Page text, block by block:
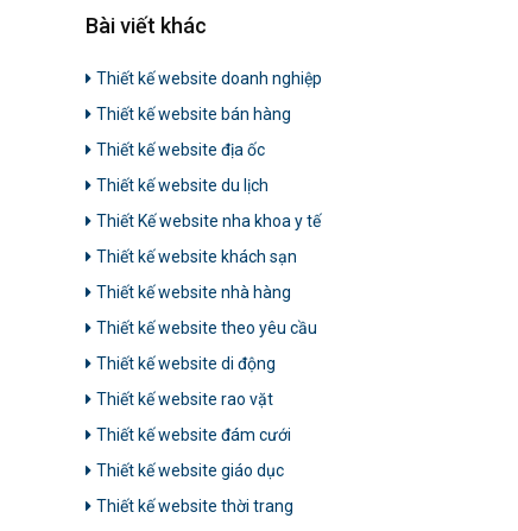
Bài viết khác
Thiết kế website doanh nghiệp
Thiết kế website bán hàng
Thiết kế website địa ốc
Thiết kế website du lịch
Thiết Kế website nha khoa y tế
Thiết kế website khách sạn
Thiết kế website nhà hàng
Thiết kế website theo yêu cầu
Thiết kế website di động
Thiết kế website rao vặt
Thiết kế website đám cưới
Thiết kế website giáo dục
Thiết kế website thời trang